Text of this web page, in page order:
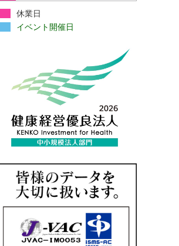
休業日
イベント開催日